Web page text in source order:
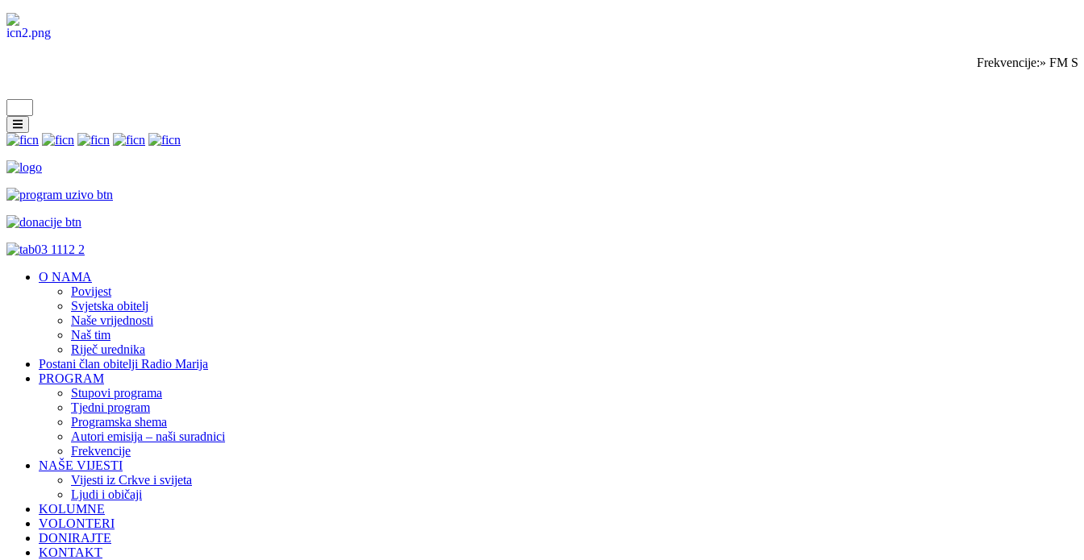
Frekvencije:» FM
O NAMA
Povijest
Svjetska obitelj
Naše vrijednosti
Naš tim
Riječ urednika
Postani član obitelji Radio Marija
PROGRAM
Stupovi programa
Tjedni program
Programska shema
Autori emisija – naši suradnici
Frekvencije
NAŠE VIJESTI
Vijesti iz Crkve i svijeta
Ljudi i običaji
KOLUMNE
VOLONTERI
DONIRAJTE
KONTAKT